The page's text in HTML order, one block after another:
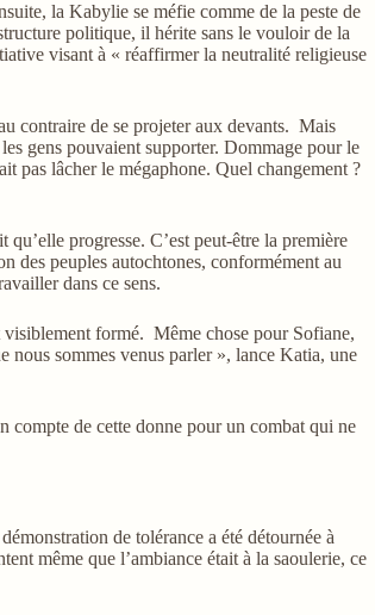
la Kabylie se méfie comme de la peste de
politique, il hérite sans le vouloir de la
visant à « réaffirmer la neutralité religieuse
contraire de se projeter aux devants. Mais
gens pouvaient supporter. Dommage pour le
pas lâcher le mégaphone. Quel changement ?
progresse. C’est peut-être la première
des peuples autochtones, conformément au
dans ce sens.
formé. Même chose pour Sofiane,
nous sommes venus parler », lance Katia, une
compte de cette donne pour un combat qui ne
de tolérance a été détournée à
même que l’ambiance était à la saoulerie, ce